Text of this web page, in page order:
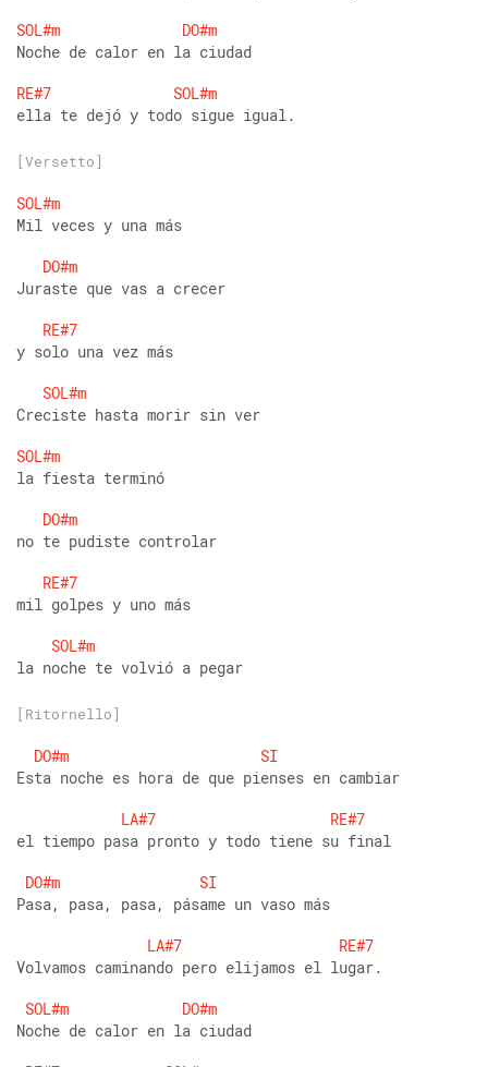
SOL#m
DO#m
Noche de calor en la ciudad
RE#7
SOL#m
ella te dejó y todo sigue igual.
[Versetto]
SOL#m
Mil veces y una más
DO#m
Juraste que vas a crecer
RE#7
y solo una vez más
SOL#m
Creciste hasta morir sin ver
SOL#m
la fiesta terminó
DO#m
no te pudiste controlar
RE#7
mil golpes y uno más
SOL#m
la noche te volvió a pegar
[Ritornello]
DO#m
SI
Esta noche es hora de que pienses en cambiar
LA#7
RE#7
el tiempo pasa pronto y todo tiene su final
DO#m
SI
Pasa, pasa, pasa, pásame un vaso más
LA#7
RE#7
Volvamos caminando pero elijamos el lugar.
SOL#m
DO#m
Noche de calor en la ciudad